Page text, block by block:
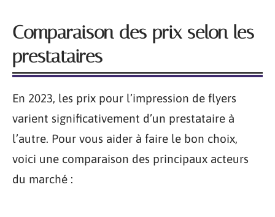
Comparaison des prix selon les
prestataires
En 2023, les prix pour l’impression de flyers
varient significativement d’un prestataire à
l’autre. Pour vous aider à faire le bon choix,
voici une comparaison des principaux acteurs
du marché :